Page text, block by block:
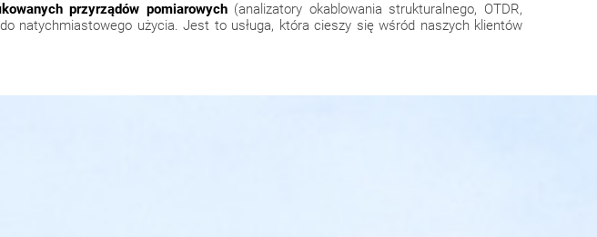
przyrządów pomiarowych(analizatory okablowania strukturalnego, OTDR,
natychmiastowego użycia. Jest to usługa, która cieszy się wśród naszych klientów